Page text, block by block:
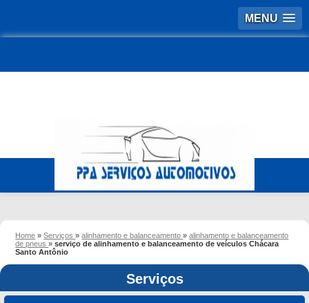
MENU
Home »Serviços»alinhamento e balanceamento»alinhamento e balanceamento
de pneus»serviço de alinhamento e balanceamento de veículos Chácara
Santo Antônio
Serviços